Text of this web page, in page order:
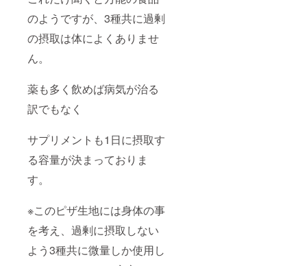
のようですが、3種共に過剰
の摂取は体によくありませ
ん。
薬も多く飲めば病気が治る
訳でもなく
サプリメントも1日に摂取す
る容量が決まっておりま
す。
※このピザ生地には身体の事
を考え、過剰に摂取しない
よう3種共に微量しか使用し